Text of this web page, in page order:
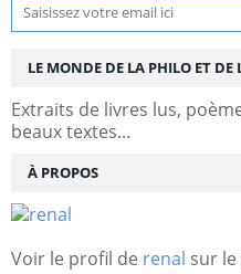
LE MONDE DE LA PHILO ET DE
Extraits de livres lus,
beaux textes...
À PROPOS
Voir le profil de renal sur